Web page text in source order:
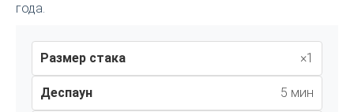
года.
Размер стака ×1
Деспаун 5 мин